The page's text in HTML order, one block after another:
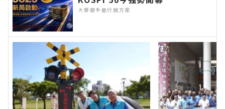
大華銀全能行銷方案